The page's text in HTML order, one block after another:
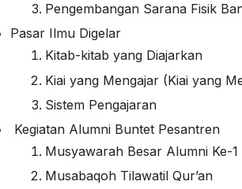
Pengembangan Sarana Fisik
Pasar Ilmu Digelar
Kitab-kitab yang Diajarkan
Kiai yang Mengajar (Kiai yang
Sistem Pengajaran
Kegiatan Alumni Buntet Pesantren
Musyawarah Besar Alumni Ke-1
Musabaqoh Tilawatil Qur’an